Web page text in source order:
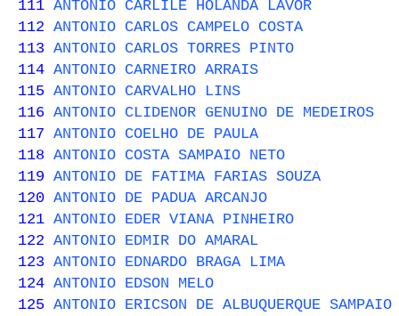
111 ANTONIO CARLILE HOLANDA LAVOR
112 ANTONIO CARLOS CAMPELO COSTA
113 ANTONIO CARLOS TORRES PINTO
114 ANTONIO CARNEIRO ARRAIS
115 ANTONIO CARVALHO LINS
116 ANTONIO CLIDENOR GENUINO DE MEDEIROS
117 ANTONIO COELHO DE PAULA
118 ANTONIO COSTA SAMPAIO NETO
119 ANTONIO DE FATIMA FARIAS SOUZA
120 ANTONIO DE PADUA ARCANJO
121 ANTONIO EDER VIANA PINHEIRO
122 ANTONIO EDMIR DO AMARAL
123 ANTONIO EDNARDO BRAGA LIMA
124 ANTONIO EDSON MELO
125 ANTONIO ERICSON DE ALBUQUERQUE SAMPAIO